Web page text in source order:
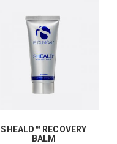
SHEALD™ RECOVERY
BALM